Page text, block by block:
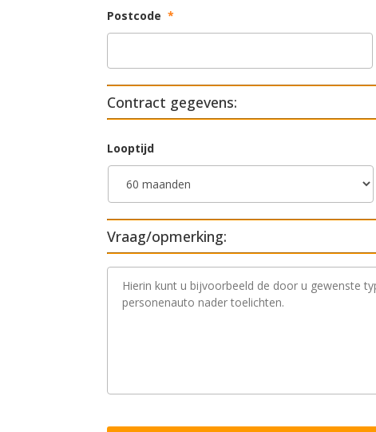
Postcode *
Contract gegevens:
Looptijd
Vraag/opmerking:
V